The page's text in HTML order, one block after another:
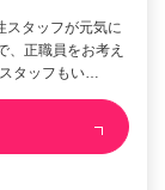
タッフが元気に
正職員をお考え
タッフもい…